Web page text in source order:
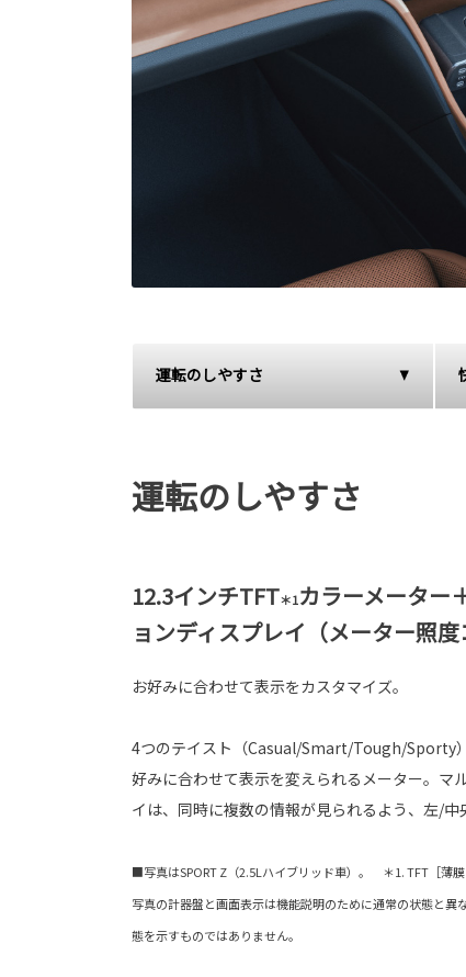
運転のしやすさ
運転のしやすさ
12.3インチTFT＊1カラーメーター
ョンディスプレイ（メーター照度
お好みに合わせて表示をカスタマイズ。
4つのテイスト（Casual/Smart/Tough/Sporty
好みに合わせて表示を変えられるメーター。マ
イは、同時に複数の情報が見られるよう、左/中
■写真はSPORT Z（2.5Lハイブリッド車）。 ＊1. TFT［
写真の計器盤と画面表示は機能説明のために通常の状態と異
態を示すものではありません。